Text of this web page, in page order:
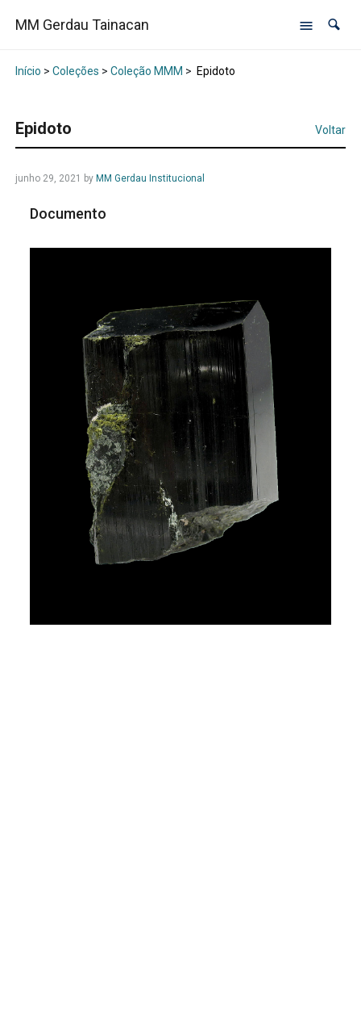
MM Gerdau Tainacan
Início > Coleções > Coleção MMM > Epidoto
Epidoto Voltar
junho 29, 2021 by MM Gerdau Institucional
Documento